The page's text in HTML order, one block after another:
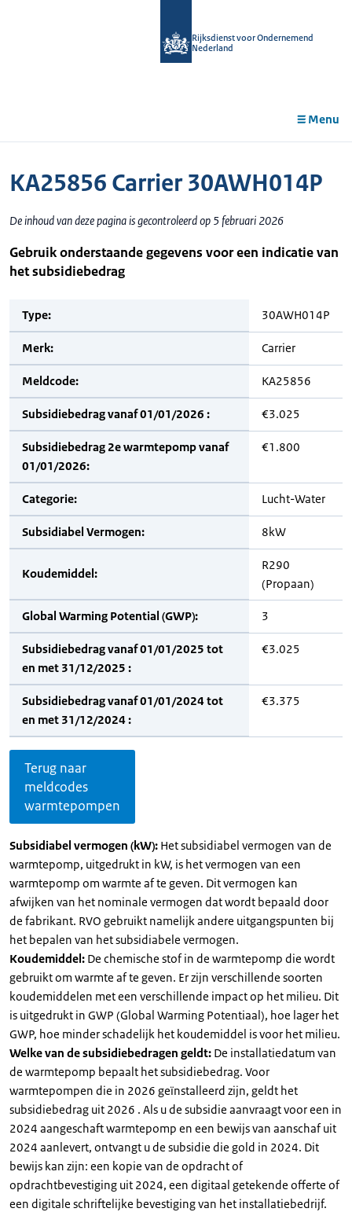
Rijksdienst voor Ondernemend
Nederland
Menu
KA25856 Carrier 30AWH014P
De inhoud van deze pagina is gecontroleerd op 5 februari 2026
Gebruik onderstaande gegevens voor een indicatie van
het subsidiebedrag
Type: 30AWH014P
Merk: Carrier
Meldcode: KA25856
Subsidiebedrag vanaf 01/01/2026 : €3.025
Subsidiebedrag 2e warmtepomp vanaf
01/01/2026:
€1.800
Categorie: Lucht-Water
Subsidiabel Vermogen: 8kW
Koudemiddel:
R290
(Propaan)
Global Warming Potential (GWP): 3
Subsidiebedrag vanaf 01/01/2025 tot
en met 31/12/2025 :
€3.025
Subsidiebedrag vanaf 01/01/2024 tot
en met 31/12/2024 :
€3.375
Terug naar
meldcodes
warmtepompen
Subsidiabel vermogen (kW): Het subsidiabel vermogen van de
warmtepomp, uitgedrukt in kW, is het vermogen van een
warmtepomp om warmte af te geven. Dit vermogen kan
afwijken van het nominale vermogen dat wordt bepaald door
de fabrikant. RVO gebruikt namelijk andere uitgangspunten bij
het bepalen van het subsidiabele vermogen.
Koudemiddel: De chemische stof in de warmtepomp die wordt
gebruikt om warmte af te geven. Er zijn verschillende soorten
koudemiddelen met een verschillende impact op het milieu. Dit
is uitgedrukt in GWP (Global Warming Potentiaal), hoe lager het
GWP, hoe minder schadelijk het koudemiddel is voor het milieu.
Welke van de subsidiebedragen geldt: De installatiedatum van
de warmtepomp bepaalt het subsidiebedrag. Voor
warmtepompen die in 2026 geïnstalleerd zijn, geldt het
subsidiebedrag uit 2026 . Als u de subsidie aanvraagt voor een in
2024 aangeschaft warmtepomp en een bewijs van aanschaf uit
2024 aanlevert, ontvangt u de subsidie die gold in 2024. Dit
bewijs kan zijn: een kopie van de opdracht of
opdrachtbevestiging uit 2024, een digitaal getekende offerte of
een digitale schriftelijke bevestiging van het installatiebedrijf.